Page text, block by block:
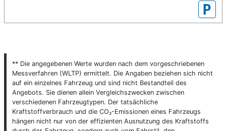
P
** Die angegebenen Werte wurden nach dem vorgeschriebenen
Messverfahren (WLTP) ermittelt. Die Angaben beziehen sich nicht
auf ein einzelnes Fahrzeug und sind nicht Bestandteil des
Angebots. Sie dienen allein Vergleichszwecken zwischen
verschiedenen Fahrzeugtypen. Der tatsächliche
Kraftstoffverbrauch und die CO₂-Emissionen eines Fahrzeugs
hängen nicht nur von der effizienten Ausnutzung des Kraftstoffs